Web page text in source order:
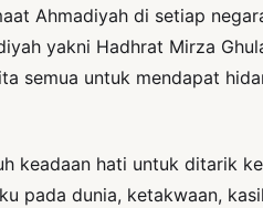
Ahmadiyah di setiap
yakni Hadhrat Mirza
semua untuk mendapat
keadaan hati untuk ditarik
dunia, ketakwaan,